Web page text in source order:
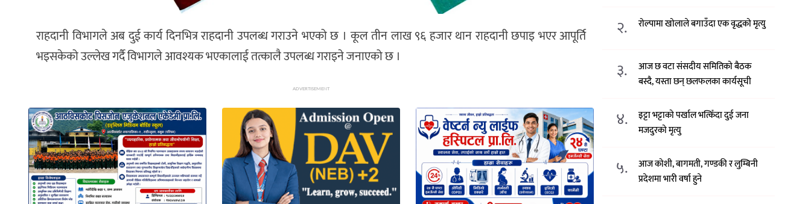
राहदानी विभागले अब दुई कार्य दिनभित्र राहदानी उपलब्ध गराउने भएको छ । कूल तीन लाख ९६ हजार थान राहदानी छपाइ भएर आपूर्ति
भइसकेको उल्लेख गर्दै विभागले आवश्यक भएकालाई तत्कालै उपलब्ध गराइने जनाएको छ ।
ADVERTISEMENT
२. रोल्पामा खोलाले बगाउँदा एक वृद्धको मृत्यु
३.
आज छ वटा संसदीय समितिको बैठक
बस्दै, यस्ता छन् छलफलका कार्यसूची
४.
इट्टा भट्टाको पर्खाल भत्किँदा दुई जना
मजदुरको मृत्यु
५.
आज कोशी, बागमती, गण्डकी र लुम्बिनी
प्रदेशमा भारी वर्षा हुने